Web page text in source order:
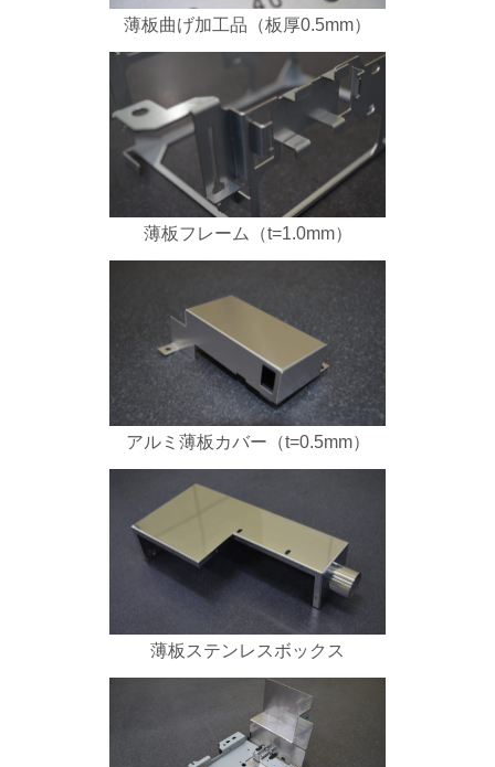
薄板曲げ加工品（板厚0.5mm）
薄板フレーム（t=1.0mm）
アルミ薄板カバー（t=0.5mm）
薄板ステンレスボックス